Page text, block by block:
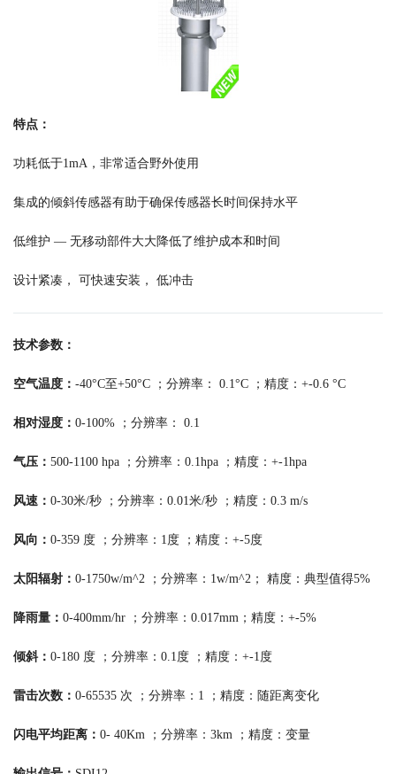
特点：
功耗低于1mA，非常适合野外使用
集成的倾斜传感器有助于确保传感器长时间保持水平
低维护 — 无移动部件大大降低了维护成本和时间
设计紧凑， 可快速安装， 低冲击
技术参数：
空气温度： -40°C至+50°C ；分辨率： 0.1°C ；精度：+-0.6 °C
相对湿度： 0-100% ；分辨率： 0.1
气压： 500-1100 hpa ；分辨率：0.1hpa ；精度：+-1hpa
风速： 0-30米/秒 ；分辨率：0.01米/秒 ；精度：0.3 m/s
风向： 0-359 度 ；分辨率：1度 ；精度：+-5度
太阳辐射： 0-1750w/m^2 ；分辨率：1w/m^2； 精度：典型值得5%
降雨量： 0-400mm/hr ；分辨率：0.017mm；精度：+-5%
倾斜： 0-180 度 ；分辨率：0.1度 ；精度：+-1度
雷击次数： 0-65535 次 ；分辨率：1 ；精度：随距离变化
闪电平均距离： 0- 40Km ；分辨率：3km ；精度：变量